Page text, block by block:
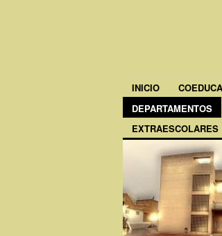
INICIO
DEPARTAMENTOS
EXTRAESCOLARES